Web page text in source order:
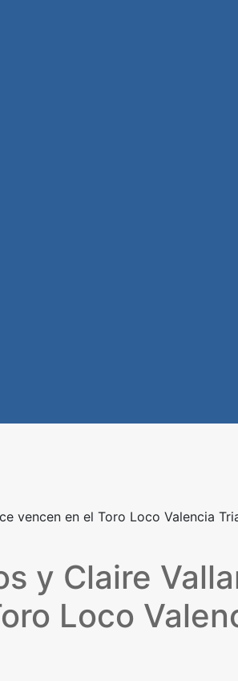
vencen en el Toro Loco Valencia
y Claire
Loco